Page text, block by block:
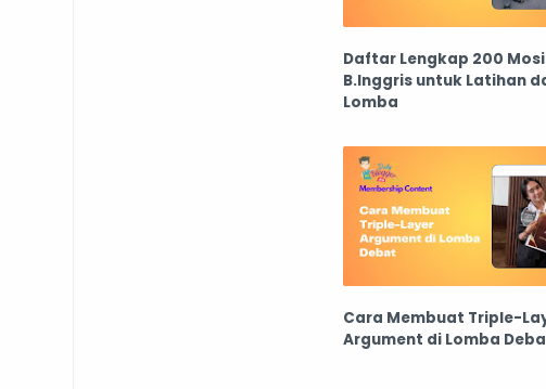
Daftar Lengkap 200
B.Inggris untuk Latihan
Lomba
Cara Membuat Triple-
Argument di Lomba